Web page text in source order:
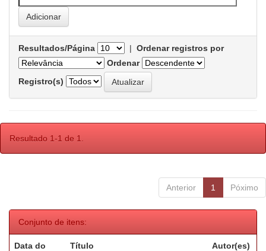
Resultados/Página | Ordenar registros por
Ordenar
Registro(s)
Resultado 1-1 de 1.
Anterior 1 Póximo
Conjunto de itens:
Data do
Título Autor(es)